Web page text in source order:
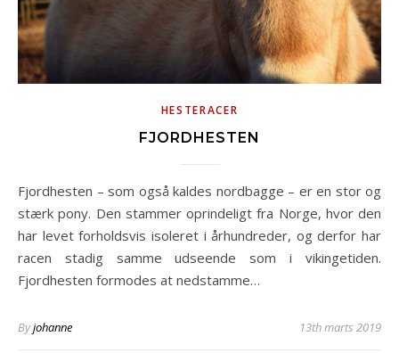
HESTERACER
FJORDHESTEN
Fjordhesten – som også kaldes nordbagge – er en stor og
stærk pony. Den stammer oprindeligt fra Norge, hvor den
har levet forholdsvis isoleret i århundreder, og derfor har
racen stadig samme udseende som i vikingetiden.
Fjordhesten formodes at nedstamme…
Byjohanne 13th marts 2019